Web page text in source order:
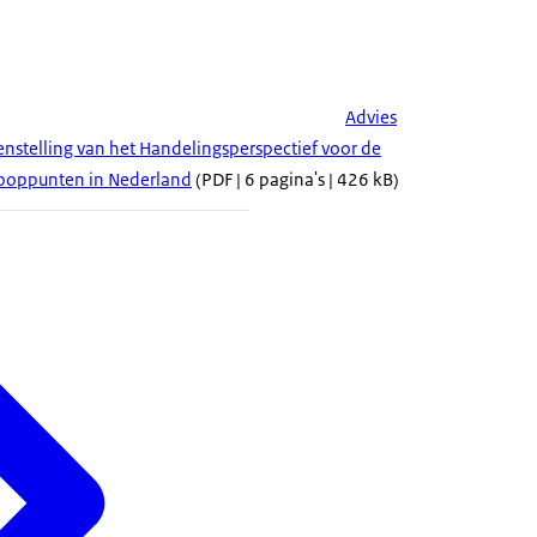
Advies
van het Handelingsperspectief voor de
in Nederland (PDF | 6 pagina's | 426 kB)